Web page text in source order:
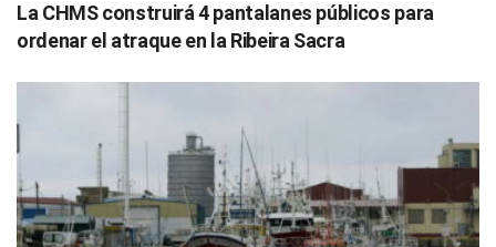
La CHMS construirá 4 pantalanes públicos para
ordenar el atraque en la Ribeira Sacra